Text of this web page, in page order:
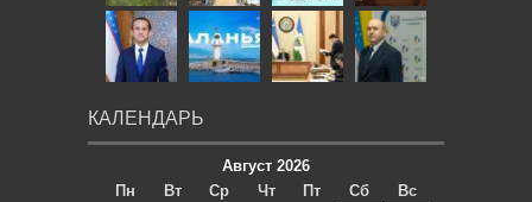
КАЛЕНДАРЬ
Август 2026
Пн
Вт Ср Чт Пт Сб
Вс